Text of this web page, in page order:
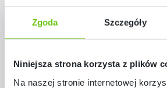
Zgoda Szczegóły
Niniejsza strona korzysta z plików
Na naszej stronie internetowej
Grande - Wysoki regał z
mocowania drabiny 27 -
16 117,40 zł